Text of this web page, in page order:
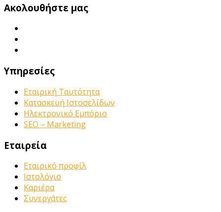
Ακολουθήστε μας
Υπηρεσίες
Εταιρική Ταυτότητα
Κατασκευή Ιστοσελίδων
Ηλεκτρονικό Εμπόριο
SEO – Marketing
Εταιρεία
Εταιρικό προφίλ
Ιστολόγιο
Καριέρα
Συνεργάτες